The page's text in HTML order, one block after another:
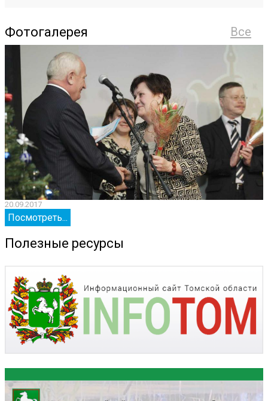
Все
Фотогалерея
20.09.2017
Посмотреть...
Полезные ресурсы